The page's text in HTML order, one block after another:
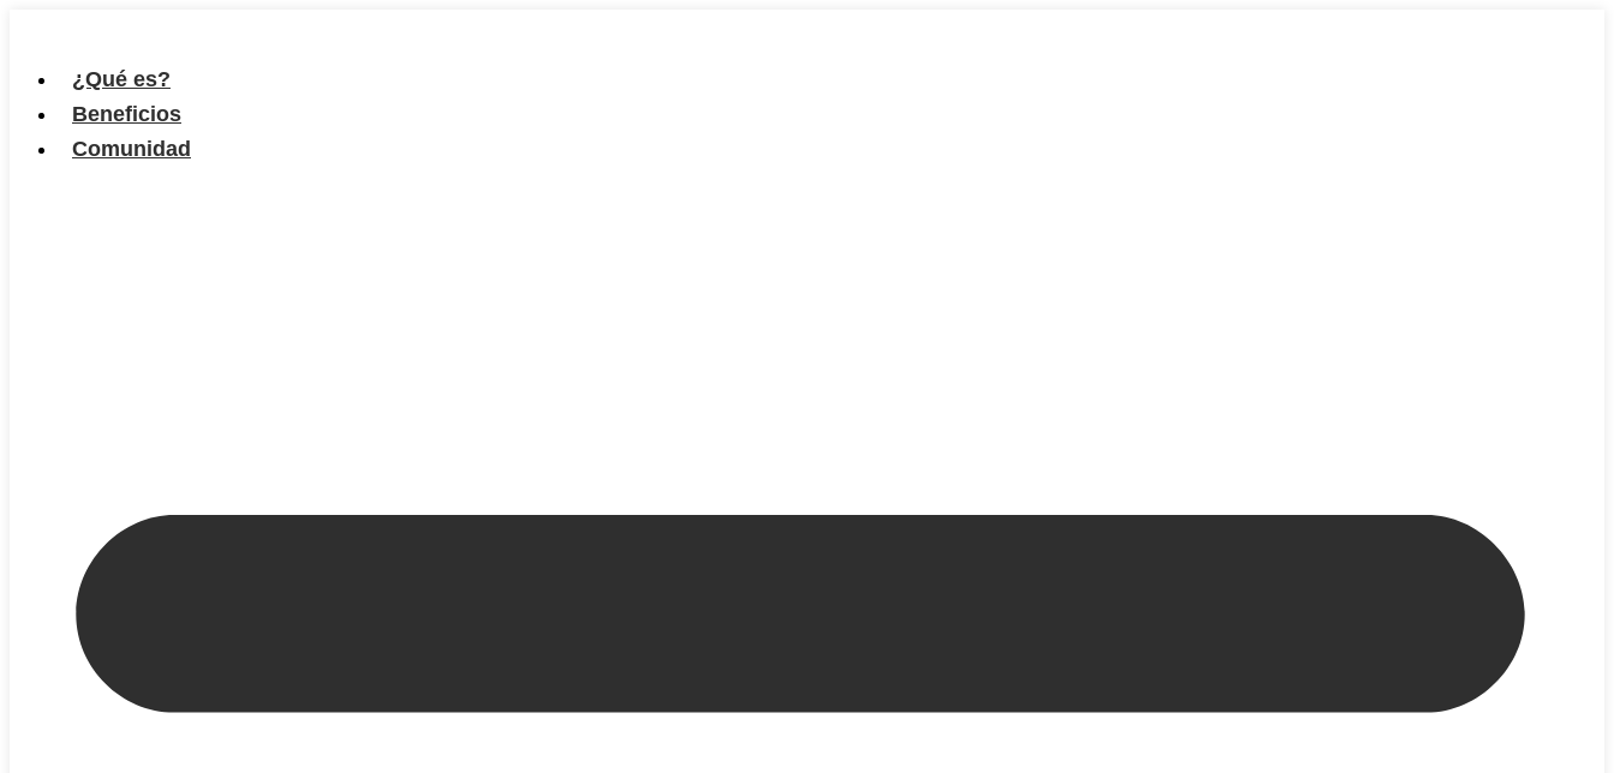
contenido
¿Qué es?
Beneficios
Comunidad